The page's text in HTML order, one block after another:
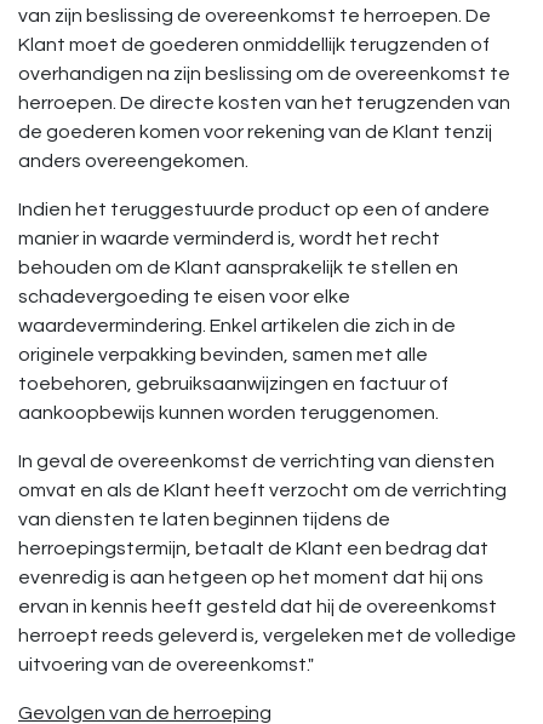
van zijn beslissing de overeenkomst te herroepen. De
Klant moet de goederen onmiddellijk terugzenden of
overhandigen na zijn beslissing om de overeenkomst te
herroepen. De directe kosten van het terugzenden van
de goederen komen voor rekening van de Klant tenzij
anders overeengekomen.
Indien het teruggestuurde product op een of andere
manier in waarde verminderd is, wordt het recht
behouden om de Klant aansprakelijk te stellen en
schadevergoeding te eisen voor elke
waardevermindering. Enkel artikelen die zich in de
originele verpakking bevinden, samen met alle
toebehoren, gebruiksaanwijzingen en factuur of
aankoopbewijs kunnen worden teruggenomen.
In geval de overeenkomst de verrichting van diensten
omvat en als de Klant heeft verzocht om de verrichting
van diensten te laten beginnen tijdens de
herroepingstermijn, betaalt de Klant een bedrag dat
evenredig is aan hetgeen op het moment dat hij ons
ervan in kennis heeft gesteld dat hij de overeenkomst
herroept reeds geleverd is, vergeleken met de volledige
uitvoering van de overeenkomst."
Gevolgen van de herroeping